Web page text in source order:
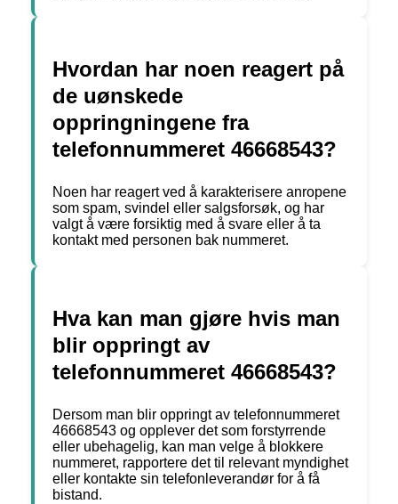
Hvordan har noen reagert på
de uønskede
oppringningene fra
telefonnummeret 46668543?
Noen har reagert ved å karakterisere anropene
som spam, svindel eller salgsforsøk, og har
valgt å være forsiktig med å svare eller å ta
kontakt med personen bak nummeret.
Hva kan man gjøre hvis man
blir oppringt av
telefonnummeret 46668543?
Dersom man blir oppringt av telefonnummeret
46668543 og opplever det som forstyrrende
eller ubehagelig, kan man velge å blokkere
nummeret, rapportere det til relevant myndighet
eller kontakte sin telefonleverandør for å få
bistand.